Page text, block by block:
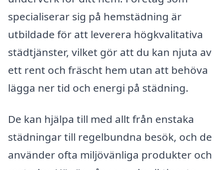
specialiserar sig på hemstädning är
utbildade för att leverera högkvalitativa
städtjänster, vilket gör att du kan njuta av
ett rent och fräscht hem utan att behöva
lägga ner tid och energi på städning.
De kan hjälpa till med allt från enstaka
städningar till regelbundna besök, och de
använder ofta miljövänliga produkter och